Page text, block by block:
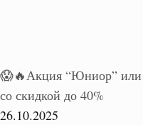
😱🔥Акция “Юниор” или
со скидкой до 40%
26.10.2025